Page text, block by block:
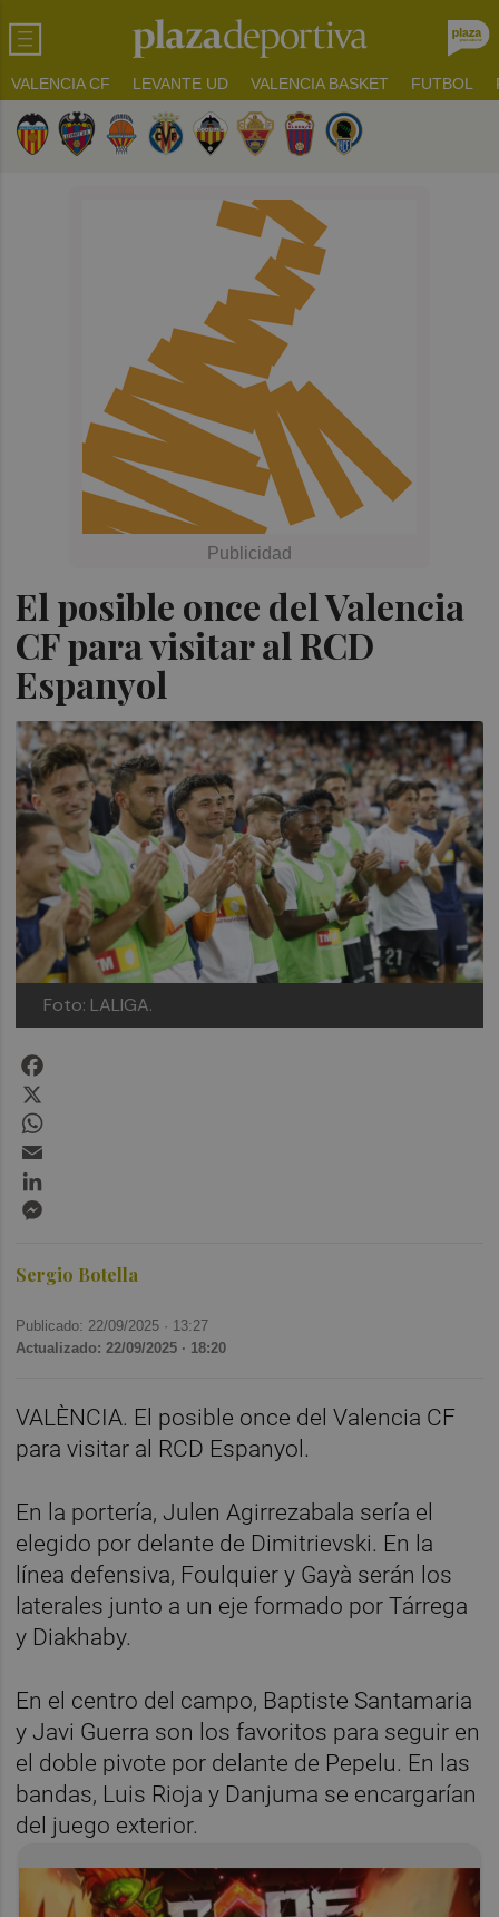
VALENCIA CF LEVANTE UD VALENCIA BASKET FUTBOL
El posible once del Valencia
CF para visitar al RCD
Espanyol
Foto: LALIGA.
Sergio Botella
Publicado: 22/09/2025 · 13:27
Actualizado: 22/09/2025 · 18:20
VALÈNCIA. El posible once del Valencia CF
para visitar al RCD Espanyol.
En la portería, Julen Agirrezabala sería el
elegido por delante de Dimitrievski. En la
línea defensiva, Foulquier y Gayà serán los
laterales junto a un eje formado por Tárrega
y Diakhaby.
En el centro del campo, Baptiste Santamaria
y Javi Guerra son los favoritos para seguir en
el doble pivote por delante de Pepelu. En las
bandas, Luis Rioja y Danjuma se encargarían
del juego exterior.